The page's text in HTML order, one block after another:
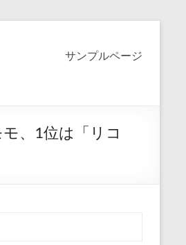
サンプルページ
、1位は「リコ